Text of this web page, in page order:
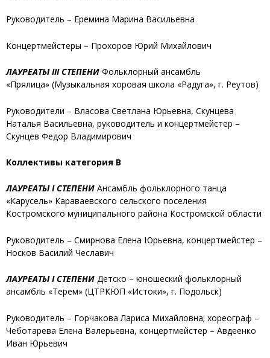
Руководитель – Еремина Марина Васильевна
Концертмейстеры – Прохоров Юрий Михайлович
ЛАУРЕАТЫ III СТЕПЕНИ Фольклорный ансамбль
«Прялица» (Музыкальная хоровая школа «Радуга», г. Реутов)
Руководители – Власова Светлана Юрьевна, Скунцева
Наталья Васильевна, руководитель и концертмейстер –
Скунцев Федор Владимирович
Коллективы категория В
ЛАУРЕАТЫ I СТЕПЕНИ Ансамбль фольклорного танца
«Карусель» Караваевского сельского поселения
Костромского муниципального района Костромской области
Руководитель – Смирнова Елена Юрьевна, концертмейстер –
Носков Василий Чеславич
ЛАУРЕАТЫ I СТЕПЕНИ Детско – юношеский фольклорный
ансамбль «Терем» (ЦТРКЮП «Истоки», г. Подольск)
Руководитель – Горчакова Лариса Михайловна; хореограф –
Чеботарева Елена Валерьевна, концертмейстер – Авдеенко
Иван Юрьевич